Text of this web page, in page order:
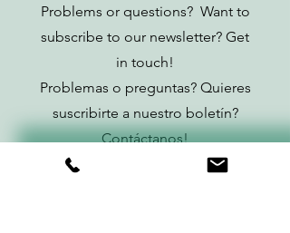
Problems or questions? Want to
subscribe to our newsletter? Get
in touch!
Problemas o preguntas? Quieres
suscribirte a nuestro boletín?
Contáctanos!
First Name / Nombre